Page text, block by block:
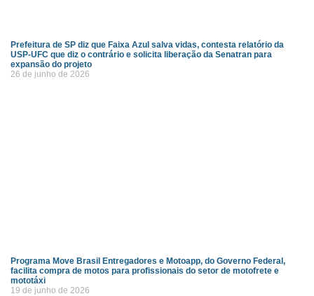
Prefeitura de SP diz que Faixa Azul salva vidas, contesta relatório da
USP-UFC que diz o contrário e solicita liberação da Senatran para
expansão do projeto
26 de junho de 2026
Programa Move Brasil Entregadores e Motoapp, do Governo Federal,
facilita compra de motos para profissionais do setor de motofrete e
mototáxi
19 de junho de 2026